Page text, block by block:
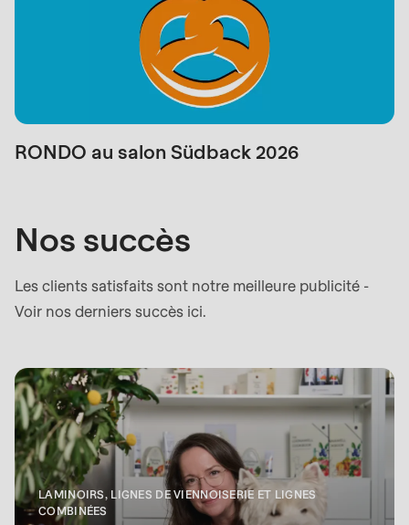
RONDO au salon Südback 2026
Nos succès
Les clients satisfaits sont notre meilleure publicité -
Voir nos derniers succès ici.
LAMINOIRS, LIGNES DE VIENNOISERIE ET LIGNES
COMBINÉES